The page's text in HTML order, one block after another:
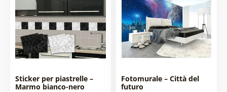
Sticker per piastrelle –
Marmo bianco-nero
Fotomurale – Città del
futuro